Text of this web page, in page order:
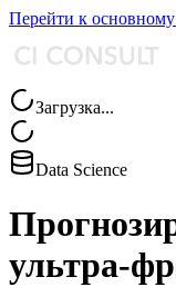
Перейти к основному
Загрузка...
Data Science
ультра-